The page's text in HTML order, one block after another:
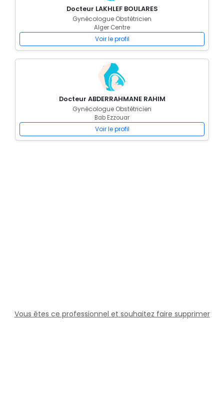
Docteur LAKHLEF BOULARES
Gynécologue Obstétricien
Alger Centre
Voir le profil
Docteur ABDERRAHMANE RAHIM
Gynécologue Obstétricien
Bab Ezzouar
Voir le profil
Vous êtes ce professionnel et souhaitez faire supprimer